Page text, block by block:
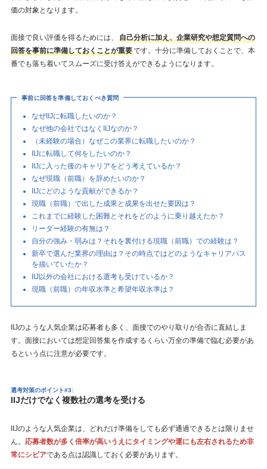
価の対象となります。
面接で良い評価を得るためには、
自己分析に加え、企業研究や想定質問への
回答を事前に準備しておくことが重要です。十分に準備しておくことで、本
番でも落ち着いてスムーズに受け答えができるようになります。
事前に回答を準備しておくべき質問
なぜIIJに転職したいのか？
なぜ他の会社ではなくIIJなのか？
（未経験の場合）なぜこの業界に転職したいのか？
IIJに転職して何をしたいのか？
IIJに入った後のキャリアをどう考えているか？
なぜ現職（前職）を辞めたいのか？
IIJにどのような貢献ができるか？
現職（前職）で出した成果と成果を出せた要因は？
これまでに経験した困難とそれをどのように乗り越えたか？
リーダー経験の有無は？
自分の強み・弱みは？それを裏付ける現職（前職）での経験は？
新卒で選んだ業界の理由は？その時点ではどのようなキャリアパス
を描いていたか？
IIJ以外の会社における選考も受けているか？
現職（前職）の年収水準と希望年収水準は？
IIJのような人気企業は応募者も多く、面接でのやり取りが合否に直結しま
す。面接においては想定回答集を作成するくらい万全の準備で臨む必要があ
るという点に注意が必要です。
選考対策のポイント#3:
IIJだけでなく複数社の選考を受ける
IIJのような人気企業は、どれだけ準備をしても必ず通過できるとは限りませ
ん。 応募者数が多く倍率が高いうえにタイミングや運にも左右されるため非
常にシビアである点は認識しておく必要があります。